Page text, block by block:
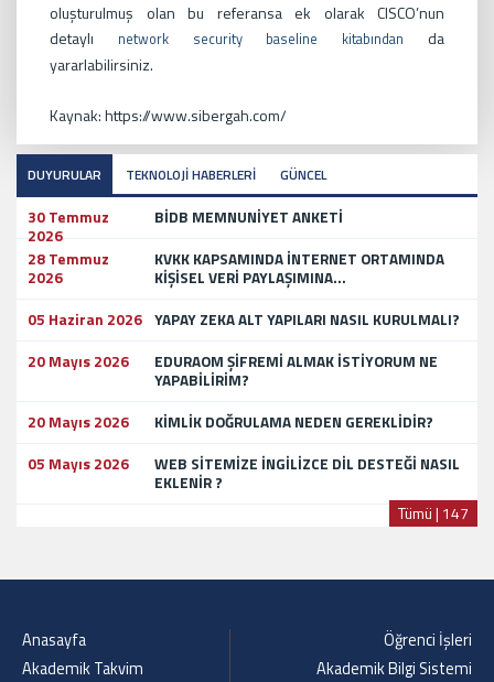
oluşturulmuş olan bu referansa ek olarak CISCO’nun
detaylı
network security baseline kitabından
da
yararlabilirsiniz.
Kaynak: https://www.sibergah.com/
DUYURULAR TEKNOLOJİ HABERLERİ GÜNCEL
30 Temmuz
2026
BİDB MEMNUNİYET ANKETİ
28 Temmuz
2026
KVKK KAPSAMINDA İNTERNET ORTAMINDA
KİŞİSEL VERİ PAYLAŞIMINA...
05 Haziran 2026 YAPAY ZEKA ALT YAPILARI NASIL KURULMALI?
20 Mayıs 2026
EDURAOM ŞİFREMİ ALMAK İSTİYORUM NE
YAPABİLİRİM?
20 Mayıs 2026
KİMLİK DOĞRULAMA NEDEN GEREKLİDİR?
05 Mayıs 2026
WEB SİTEMİZE İNGİLİZCE DİL DESTEĞİ NASIL
EKLENİR ?
Tümü | 147
Anasayfa
Akademik Takvim
Öğrenci İşleri
Akademik Bilgi Sistemi